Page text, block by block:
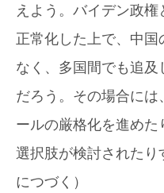
えよう。バイデン政
正常化した上で、中
なく、多国間でも追
だろう。その場合には
ールの厳格化を進め
選択肢が検討されたり
につづく）